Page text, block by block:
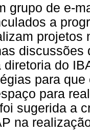
grupo de e-
a
projetos
discussões
diretoria do
para
para
sugerida a
na